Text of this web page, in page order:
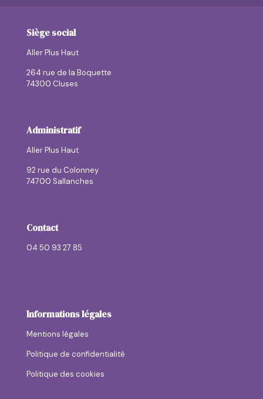
Siège social
Aller Plus Haut
264 rue de la Boquette
74300 Cluses
Administratif
Aller Plus Haut
92 rue du Colonney
74700 Sallanches
Contact
04 50 93 27 85
Informations légales
Mentions légales
Politique de confidentialité
Politique des cookies